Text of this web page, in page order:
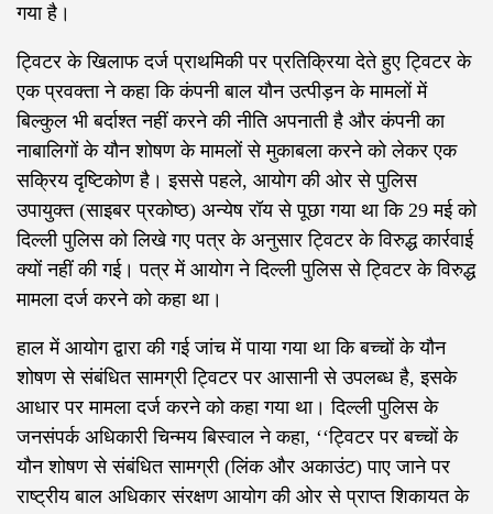
गया है।
ट्विटर के खिलाफ दर्ज प्राथमिकी पर प्रतिक्रिया देते हुए ट्विटर के
एक प्रवक्ता ने कहा कि कंपनी बाल यौन उत्पीड़न के मामलों में
बिल्कुल भी बर्दाश्त नहीं करने की नीति अपनाती है और कंपनी का
नाबालिगों के यौन शोषण के मामलों से मुकाबला करने को लेकर एक
सक्रिय दृष्टिकोण है। इससे पहले, आयोग की ओर से पुलिस
उपायुक्त (साइबर प्रकोष्ठ) अन्येष रॉय से पूछा गया था कि 29 मई को
दिल्ली पुलिस को लिखे गए पत्र के अनुसार ट्विटर के विरुद्ध कार्रवाई
क्यों नहीं की गई। पत्र में आयोग ने दिल्ली पुलिस से ट्विटर के विरुद्ध
मामला दर्ज करने को कहा था।
हाल में आयोग द्वारा की गई जांच में पाया गया था कि बच्चों के यौन
शोषण से संबंधित सामग्री ट्विटर पर आसानी से उपलब्ध है, इसके
आधार पर मामला दर्ज करने को कहा गया था। दिल्ली पुलिस के
जनसंपर्क अधिकारी चिन्मय बिस्वाल ने कहा, ‘‘ट्विटर पर बच्चों के
यौन शोषण से संबंधित सामग्री (लिंक और अकाउंट) पाए जाने पर
राष्ट्रीय बाल अधिकार संरक्षण आयोग की ओर से प्राप्त शिकायत के